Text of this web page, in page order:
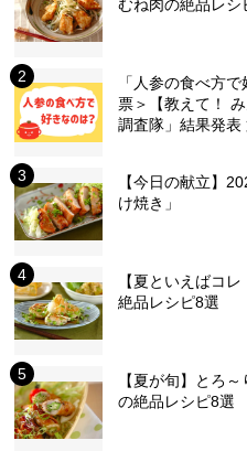
むね肉の絶品レシ
「人参の食べ方
票＞【教えて！
調査隊」結果発表
【今日の献立】
け焼き」
【夏といえばコ
絶品レシピ8選
【夏が旬】とろ
の絶品レシピ8選